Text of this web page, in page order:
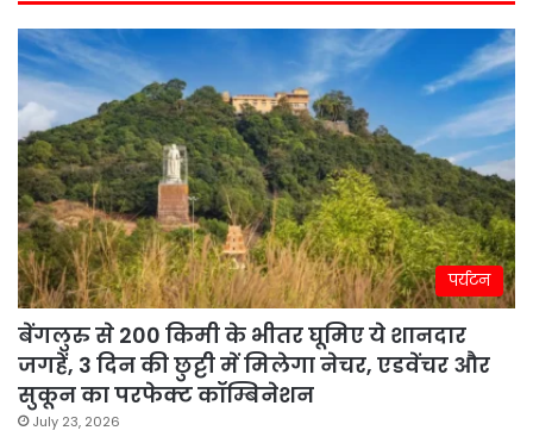
पर्यटन
बेंगलुरु से 200 किमी के भीतर घूमिए ये शानदार
जगहें, 3 दिन की छुट्टी में मिलेगा नेचर, एडवेंचर और
सुकून का परफेक्ट कॉम्बिनेशन
July 23, 2026